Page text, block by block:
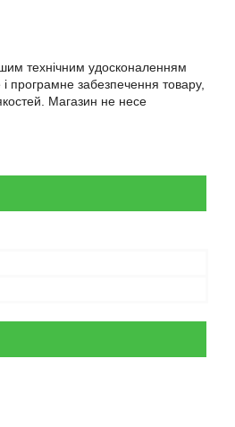
технічним удосконаленням
програмне забезпечення товару,
Магазин не несе